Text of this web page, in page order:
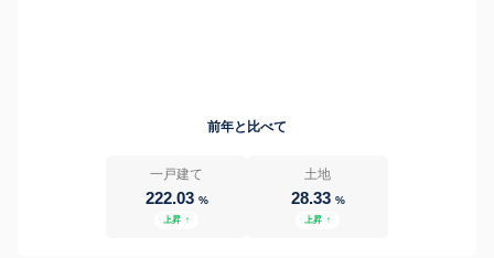
前年と比べて
一戸建て
222.03 %
上昇 ↑
土地
28.33 %
上昇 ↑